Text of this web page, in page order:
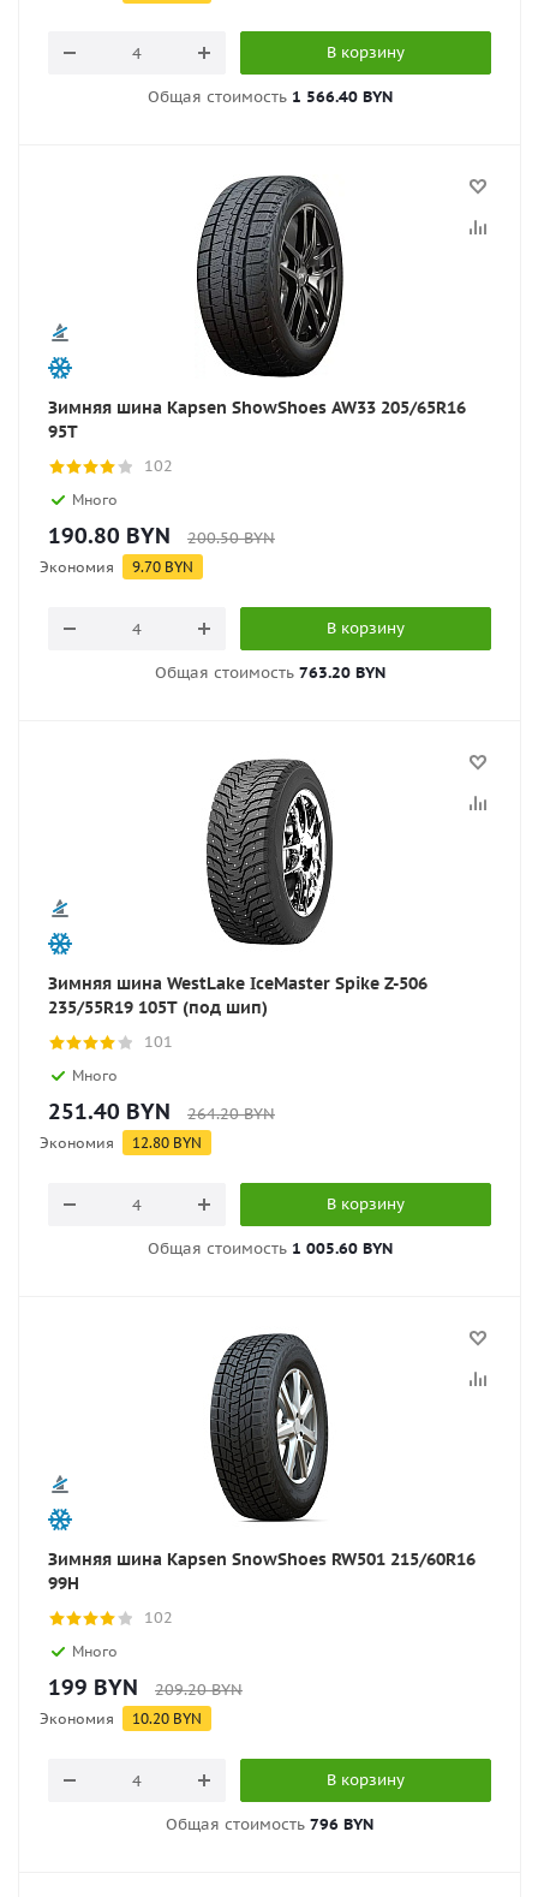
В корзину
Общая стоимость 1 566.40 BYN
Зимняя шина Kapsen ShowShoes AW33 205/65R16
95T
102
Много
190.80 BYN 200.50BYN
Экономия 9.70 BYN
В корзину
Общая стоимость 763.20 BYN
Зимняя шина WestLake IceMaster Spike Z-506
235/55R19 105T (под шип)
101
Много
251.40 BYN 264.20BYN
Экономия 12.80 BYN
В корзину
Общая стоимость 1 005.60 BYN
Зимняя шина Kapsen SnowShoes RW501 215/60R16
99H
102
Много
199 BYN 209.20BYN
Экономия 10.20 BYN
В корзину
Общая стоимость 796 BYN